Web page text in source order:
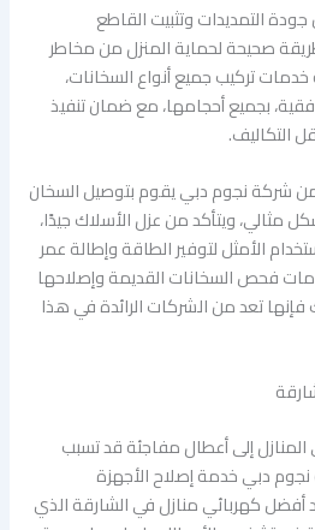
التمديدات وتثبيت القاطع
صحيحة لحماية المنزل من مخاطر
تركيب جميع أنواع السخانات،
بجميع أحجامها، مع ضمان تنفيذ
التكاليف.
شركة نجوم دبي يقوم بتوصيل السخان
مثالي، ويتأكد من عزل الأسلاك جيدًا،
الأمثل لتوفير الطاقة وإطالة عمر
فحص السخانات القديمة وإصلاحها
فإنها تعد من الشركات الرائدة في هذا
المنازل إلى أعطال مفاجئة قد تسبب
نجوم دبي خدمة إصلاح الأجهزة
أفضل كهربائي منازل في الشارقة الذي